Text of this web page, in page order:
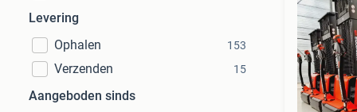
Levering
Ophalen
153
Verzenden 15
Aangeboden sinds